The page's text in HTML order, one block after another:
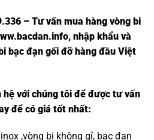
– Tư vấn mua hàng vòng bi
, nhập khẩu và
bạc đạn gối đỡ hàng đầu Việt
với chúng tôi để được tư vấn
để có giá tốt nhất:
,vòng bi không gỉ, bạc đạn